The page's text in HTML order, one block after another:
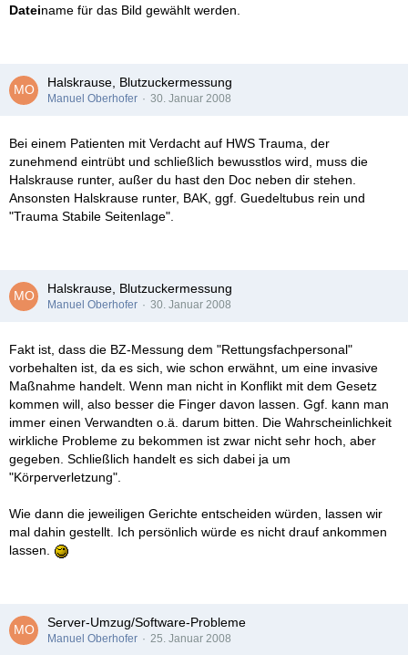
Dateiname für das Bild gewählt werden.
Halskrause, Blutzuckermessung
Manuel Oberhofer 30. Januar 2008
Bei einem Patienten mit Verdacht auf HWS Trauma, der
zunehmend eintrübt und schließlich bewusstlos wird, muss die
Halskrause runter, außer du hast den Doc neben dir stehen.
Ansonsten Halskrause runter, BAK, ggf. Guedeltubus rein und
"Trauma Stabile Seitenlage".
Halskrause, Blutzuckermessung
Manuel Oberhofer 30. Januar 2008
Fakt ist, dass die BZ-Messung dem "Rettungsfachpersonal"
vorbehalten ist, da es sich, wie schon erwähnt, um eine invasive
Maßnahme handelt. Wenn man nicht in Konflikt mit dem Gesetz
kommen will, also besser die Finger davon lassen. Ggf. kann man
immer einen Verwandten o.ä. darum bitten. Die Wahrscheinlichkeit
wirkliche Probleme zu bekommen ist zwar nicht sehr hoch, aber
gegeben. Schließlich handelt es sich dabei ja um
"Körperverletzung".
Wie dann die jeweiligen Gerichte entscheiden würden, lassen wir
mal dahin gestellt. Ich persönlich würde es nicht drauf ankommen
lassen.
Server-Umzug/Software-Probleme
Manuel Oberhofer 25. Januar 2008